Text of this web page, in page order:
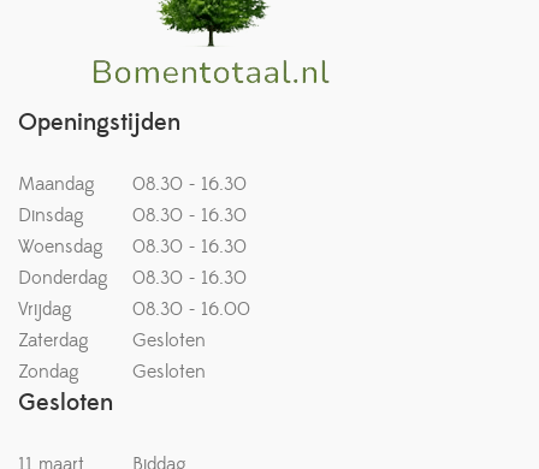
Openingstijden
Maandag
08.30 - 16.30
Dinsdag
08.30 - 16.30
Woensdag
08.30 - 16.30
Donderdag
08.30 - 16.30
Vrijdag
08.30 - 16.00
Zaterdag
Gesloten
Zondag
Gesloten
Gesloten